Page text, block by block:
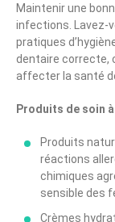
Maintenir une
infections. Lavez-
pratiques
dentaire correcte,
affecter la santé
Produits de soin
Produits
réactions
chimiques
sensible des
Crèmes